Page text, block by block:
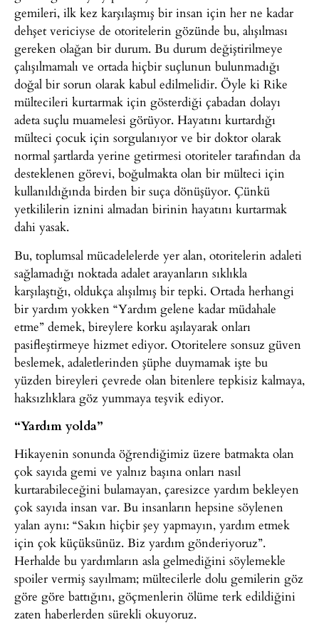
gemileri, ilk kez karşılaşmış bir insan için her ne kadar
dehşet vericiyse de otoritelerin gözünde bu, alışılması
gereken olağan bir durum. Bu durum değiştirilmeye
çalışılmamalı ve ortada hiçbir suçlunun bulunmadığı
doğal bir sorun olarak kabul edilmelidir. Öyle ki Rike
mültecileri kurtarmak için gösterdiği çabadan dolayı
adeta suçlu muamelesi görüyor. Hayatını kurtardığı
mülteci çocuk için sorgulanıyor ve bir doktor olarak
normal şartlarda yerine getirmesi otoriteler tarafından da
desteklenen görevi, boğulmakta olan bir mülteci için
kullanıldığında birden bir suça dönüşüyor. Çünkü
yetkililerin iznini almadan birinin hayatını kurtarmak
dahi yasak.
Bu, toplumsal mücadelelerde yer alan, otoritelerin adaleti
sağlamadığı noktada adalet arayanların sıklıkla
karşılaştığı, oldukça alışılmış bir tepki. Ortada herhangi
bir yardım yokken “Yardım gelene kadar müdahale
etme” demek, bireylere korku aşılayarak onları
pasifleştirmeye hizmet ediyor. Otoritelere sonsuz güven
beslemek, adaletlerinden şüphe duymamak işte bu
yüzden bireyleri çevrede olan bitenlere tepkisiz kalmaya,
haksızlıklara göz yummaya teşvik ediyor.
“Yardım yolda”
Hikayenin sonunda öğrendiğimiz üzere batmakta olan
çok sayıda gemi ve yalnız başına onları nasıl
kurtarabileceğini bulamayan, çaresizce yardım bekleyen
çok sayıda insan var. Bu insanların hepsine söylenen
yalan aynı: “Sakın hiçbir şey yapmayın, yardım etmek
için çok küçüksünüz. Biz yardım gönderiyoruz”.
Herhalde bu yardımların asla gelmediğini söylemekle
spoiler vermiş sayılmam; mültecilerle dolu gemilerin göz
göre göre battığını, göçmenlerin ölüme terk edildiğini
zaten haberlerden sürekli okuyoruz.